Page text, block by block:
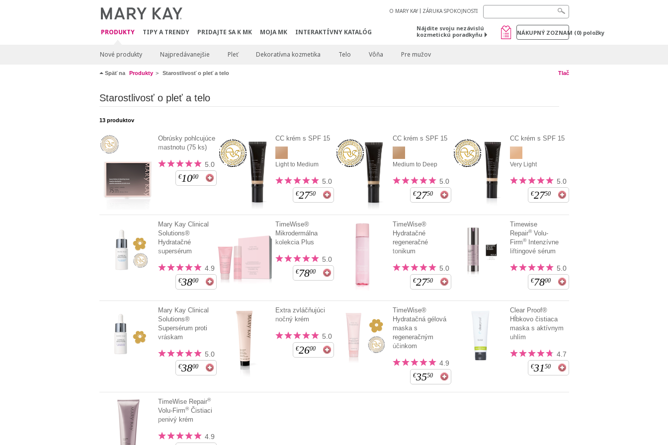
PRODUKTY TIPY A TRENDY PRIDAJTE SA K MK MOJA MK INTERAKTÍVNY KATALÓG
O MARY KAY ZÁRUKA SPOKOJNOSTI
Nájdite svoju nezávislú
kozmetickú poradkyňu
NÁKUPNÝ ZOZNAM (0) položky
Nové produkty Najpredávanejšie Pleť Dekoratívna kozmetika Telo Vôňa Pre mužov
Späť na Produkty Starostlivosť o pleť a telo Tlač
Starostlivosť o pleť a telo
13produktov
Obrúsky pohlcujúce
mastnotu (75 ks)
5.0
€1000
CC krém s SPF 15
Light to Medium
5.0
€2750
CC krém s SPF 15
Medium to Deep
5.0
€2750
CC krém s SPF 15
Very Light
5.0
€2750
Mary Kay Clinical
Solutions®
Hydratačné
supersérum
4.9
€3800
TimeWise®
Mikrodermálna
kolekcia Plus
5.0
€7800
TimeWise®
Hydratačné
regeneračné
tonikum
5.0
€2750
Timewise
Repair®Volu-
Firm®Intenzívne
liftingové sérum
5.0
€7800
Mary Kay Clinical
Solutions®
Supersérum proti
vráskam
5.0
€3800
Extra zvláčňujúci
nočný krém
5.0
€2600
TimeWise®
Hydratačná gélová
maska s
regeneračným
účinkom
4.9
€3550
Clear Proof®
Hĺbkovo čistiaca
maska s aktívnym
uhlím
4.7
€3150
TimeWise Repair®
Volu-Firm®Čistiaci
penivý krém
4.9